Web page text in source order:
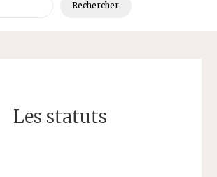
Rechercher
Les statuts